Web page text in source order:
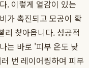
. 이렇게 열감이 있는
가 촉진되고 모공이 확
리 찾아옵니다. 성공적
는 바로 '피부 온도 낮
번 레이어링하여 피부